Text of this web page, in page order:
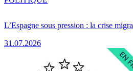
L’Espagne sous pression : la crise
31.07.2026